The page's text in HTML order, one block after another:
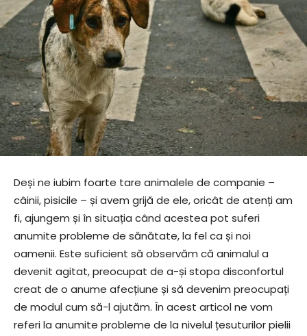
Deși ne iubim foarte tare animalele de companie –
câinii, pisicile – și avem grijă de ele, oricât de atenți am
fi, ajungem și în situația când acestea pot suferi
anumite probleme de sănătate, la fel ca și noi
oamenii. Este suficient să observăm că animalul a
devenit agitat, preocupat de a-și stopa disconfortul
creat de o anume afecțiune și să devenim preocupați
de modul cum să-l ajutăm. În acest articol ne vom
referi la anumite probleme de la nivelul țesuturilor pielii